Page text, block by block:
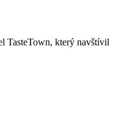
TasteTown, který navštívil